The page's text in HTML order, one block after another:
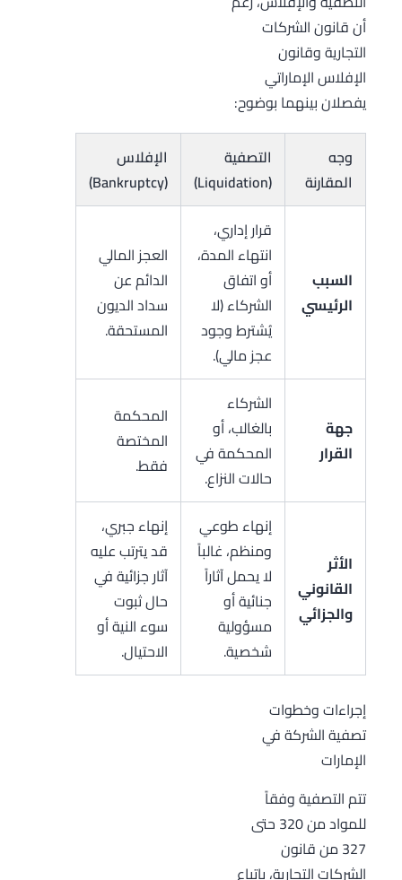
أن قانون الشركات
التجارية وقانون
الإفلاس الإماراتي
يفصلان بينهما بوضوح:
وجه
المقارنة
التصفية
(Liquidation)
الإفلاس
(Bankruptcy)
السبب
الرئيسي
قرار إداري،
انتهاء المدة،
أو اتفاق
الشركاء (لا
يُشترط وجود
عجز مالي).
العجز المالي
الدائم عن
سداد الديون
المستحقة.
جهة
القرار
الشركاء
بالغالب، أو
المحكمة في
حالات النزاع.
المحكمة
المختصة
فقط.
الأثر
القانوني
والجزائي
إنهاء طوعي
ومنظم، غالباً
لا يحمل آثاراً
جنائية أو
مسؤولية
شخصية.
إنهاء جبري،
قد يترتب عليه
آثار جزائية في
حال ثبوت
سوء النية أو
الاحتيال.
إجراءات وخطوات
تصفية الشركة في
الإمارات
تتم التصفية وفقاً
للمواد من 320 حتى
327 من قانون
الشركات التجارية، باتباع